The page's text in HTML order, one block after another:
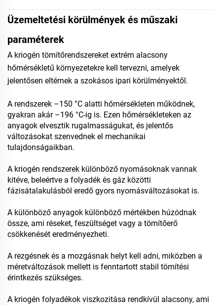
Üzemeltetési körülmények és műszaki
paraméterek
A kriogén tömítőrendszereket extrém alacsony
hőmérsékletű környezetekre kell tervezni, amelyek
jelentősen eltérnek a szokásos ipari körülményektől.
A rendszerek –150 °C alatti hőmérsékleten működnek,
gyakran akár –196 °C-ig is. Ezen hőmérsékleteken az
anyagok elvesztik rugalmasságukat, és jelentős
változásokat szenvednek el mechanikai
tulajdonságaikban.
A kriogén rendszerek különböző nyomásoknak vannak
kitéve, beleértve a folyadék és gáz közötti
fázisátalakulásból eredő gyors nyomásváltozásokat is.
A különböző anyagok különböző mértékben húzódnak
össze, ami réseket, feszültséget vagy a tömítőerő
csökkenését eredményezheti.
A rezgésnek és a mozgásnak helyt kell adni, miközben a
méretváltozások mellett is fenntartott stabil tömítési
érintkezés szükséges.
A kriogén folyadékok viszkozitása rendkívül alacsony, ami